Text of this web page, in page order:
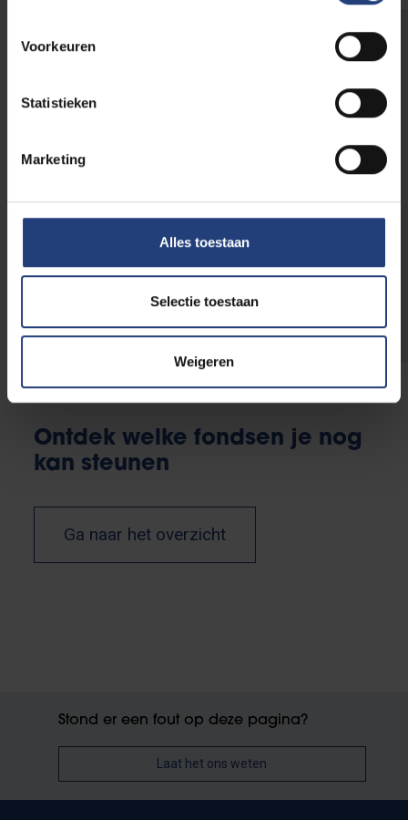
Voorkeuren
Statistieken
Marketing
Alles toestaan
Selectie toestaan
Weigeren
Schenk nu en maak het
BE51 0013 6779 3562
van de VUB met vrije mededeling GIFT
attestwaarmee je tot 45% van jouw gift
Doneer
Ontdek welke fondsen je nog
kan steunen
Ga naar het overzicht
Stond er een fout op deze pagina?
Laat het ons weten